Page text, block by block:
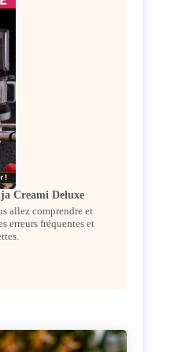
Creami Deluxe
allez comprendre et
erreurs fréquentes et